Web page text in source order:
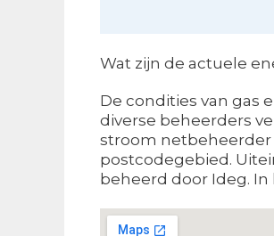
Wat zijn de actuele
De condities van gas
diverse beheerders
stroom netbeheerder
postcodegebied.
beheerd door Ideg. In